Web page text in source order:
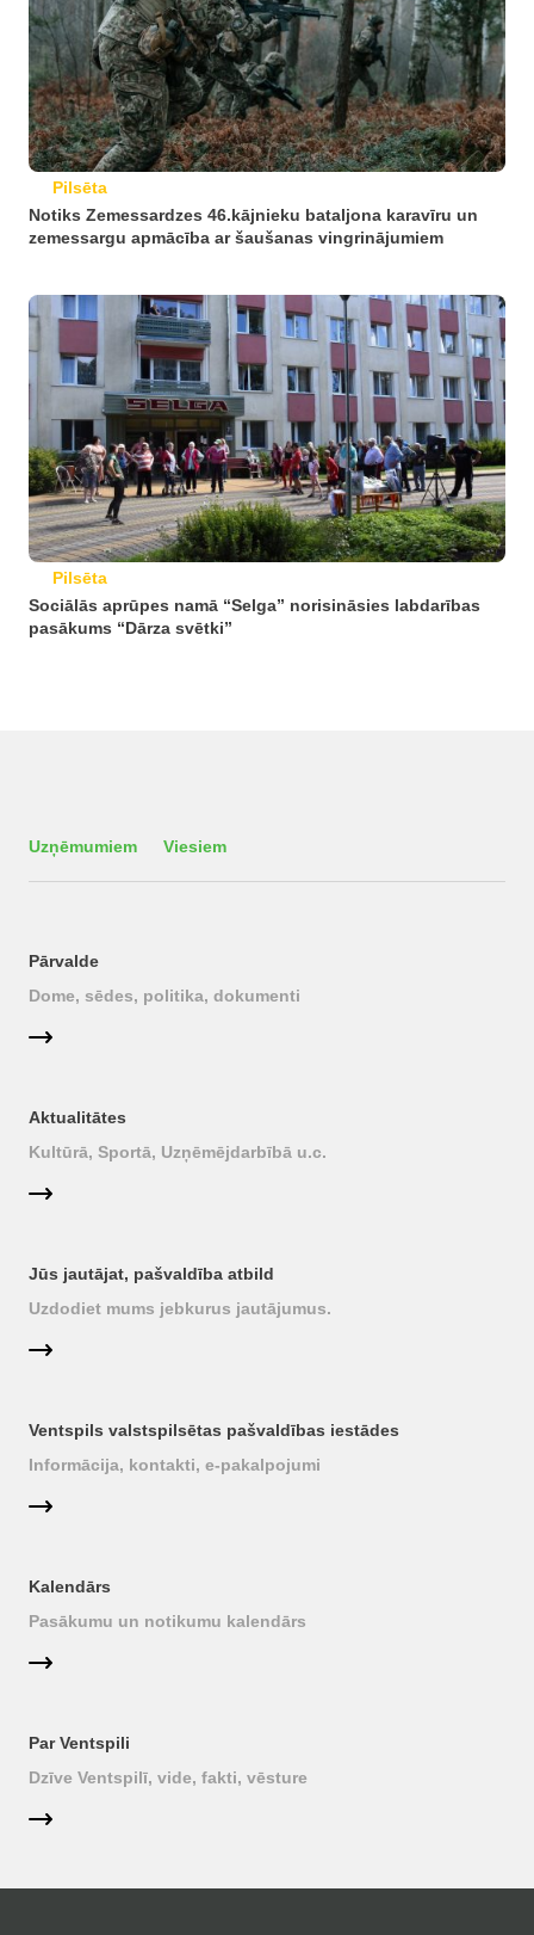
Pilsēta
Notiks Zemessardzes 46.kājnieku bataljona karavīru un
zemessargu apmācība ar šaušanas vingrinājumiem
Pilsēta
Sociālās aprūpes namā “Selga” norisināsies labdarības
pasākums “Dārza svētki”
Uzņēmumiem Viesiem
Pārvalde
Dome, sēdes, politika, dokumenti
Aktualitātes
Kultūrā, Sportā, Uzņēmējdarbībā u.c.
Jūs jautājat, pašvaldība atbild
Uzdodiet mums jebkurus jautājumus.
Ventspils valstspilsētas pašvaldības iestādes
Informācija, kontakti, e-pakalpojumi
Kalendārs
Pasākumu un notikumu kalendārs
Par Ventspili
Dzīve Ventspilī, vide, fakti, vēsture